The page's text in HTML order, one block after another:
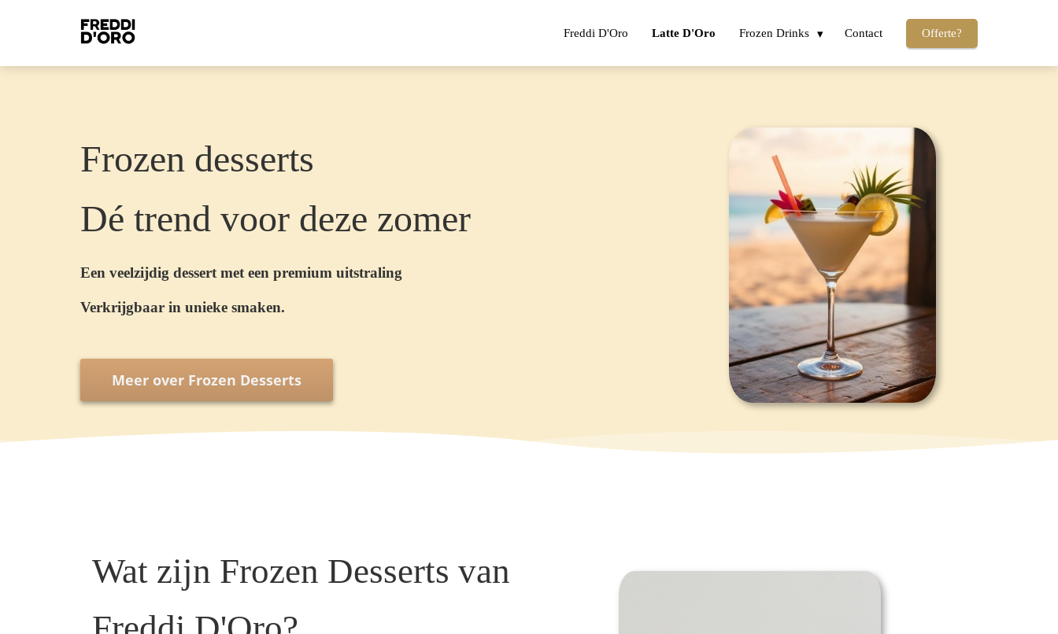
Freddi D'Oro Latte D'Oro Frozen Drinks Contact Offerte?
Frozen desserts
Dé trend voor deze zomer
Een veelzijdig dessert met een premium uitstraling
Verkrijgbaar in unieke smaken.
Meer over Frozen Desserts
Wat zijn Frozen Desserts van